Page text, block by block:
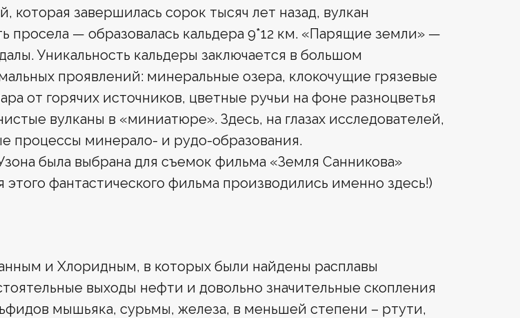
которая завершилась сорок тысяч лет назад, вулкан
просела — образовалась кальдера 9*12 км. «Парящие земли» —
Уникальность кальдеры заключается в большом
проявлений: минеральные озера, клокочущие грязевые
от горячих источников, цветные ручьи на фоне разноцветья
вулканы в «миниатюре». Здесь, на глазах исследователей,
процессы минерало- и рудо-образования.
была выбрана для съемок фильма «Земля Санникова»
этого фантастического фильма производились именно здесь!)
и Хлоридным, в которых были найдены расплавы
выходы нефти и довольно значительные скопления
мышьяка, сурьмы, железа, в меньшей степени – ртути,